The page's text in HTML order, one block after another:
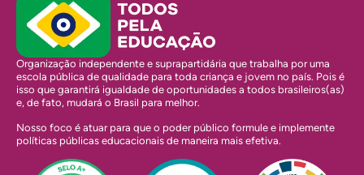
Organização independente e suprapartidária que trabalha por uma
escola pública de qualidade para toda criança e jovem no país. Pois é
isso que garantirá igualdade de oportunidades a todos brasileiros(as)
e, de fato, mudará o Brasil para melhor.
Nosso foco é atuar para que o poder público formule e implemente
políticas públicas educacionais de maneira mais efetiva.